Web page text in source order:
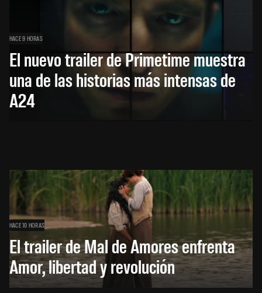
HACE 9 HORAS
El nuevo trailer de Primetime muestra
una de las historias más intensas de
A24
HACE 10 HORAS
El trailer de Mal de Amores enfrenta
Amor, libertad y revolución